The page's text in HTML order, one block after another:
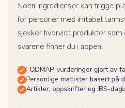
Noen ingredienser kan trigge
for personer med irritabel
sjekker hvorvidt produkter
svarene finner du i appen.
FODMAP-vurderinger gjort av
Personlige matlister basert på
Artikler, oppskrifter og IBS-